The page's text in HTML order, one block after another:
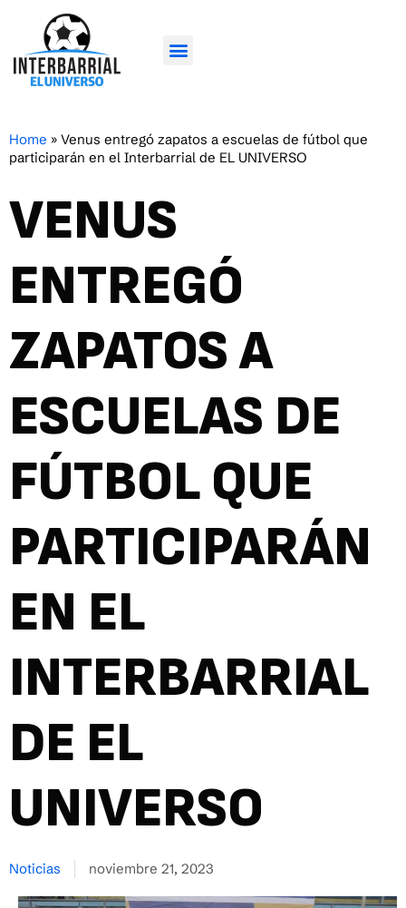
Home » Venus entregó zapatos a escuelas de fútbol que
participarán en el Interbarrial de EL UNIVERSO
VENUS
ENTREGÓ
ZAPATOS A
ESCUELAS DE
FÚTBOL QUE
PARTICIPARÁN
EN EL
INTERBARRIAL
DE EL
UNIVERSO
Noticias noviembre 21, 2023